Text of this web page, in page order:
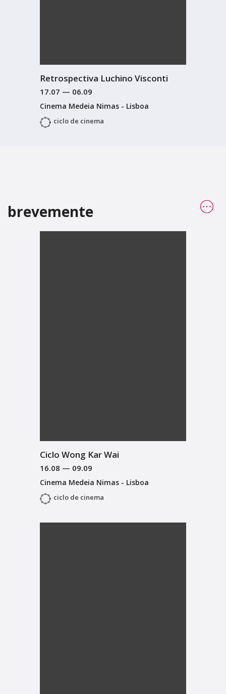
Retrospectiva Luchino Visconti
17.07 — 06.09
Cinema Medeia Nimas - Lisboa
ciclo de cinema
brevemente
Ciclo Wong Kar Wai
16.08 — 09.09
Cinema Medeia Nimas - Lisboa
ciclo de cinema